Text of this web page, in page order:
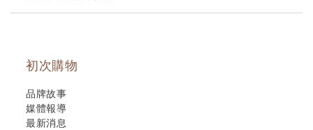
初次購物
品牌故事
媒體報導
最新消息